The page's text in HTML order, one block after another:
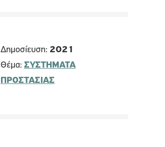
Δημοσίευση: 2021
Θέμα: ΣΥΣΤΗΜΑΤΑ
ΠΡΟΣΤΑΣΙΑΣ